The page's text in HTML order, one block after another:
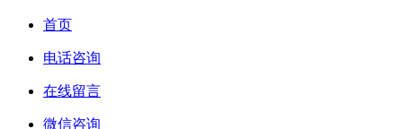
首页
电话咨询
在线留言
微信咨询